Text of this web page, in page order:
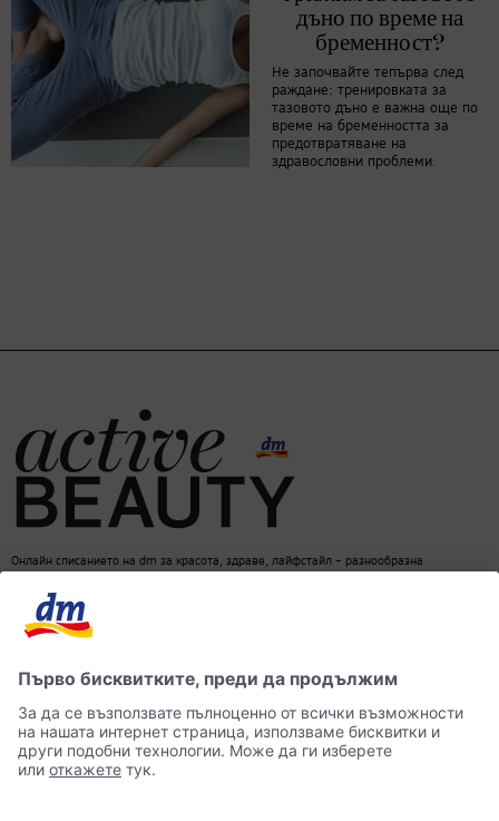
дъно по време на
бременност?
Не започвайте тепърва след
раждане: тренировката за
тазовото дъно е важна още по
време на бременността за
предотвратяване на
здравословни проблеми.
Онлайн списанието на dm за красота, здраве, лайфстайл – разнообразна